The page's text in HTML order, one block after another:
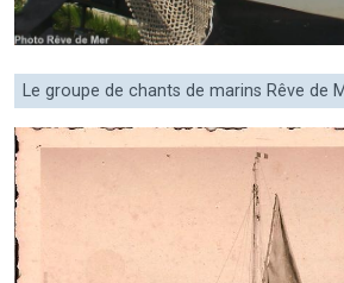
Le groupe de chants de marins Rêve de